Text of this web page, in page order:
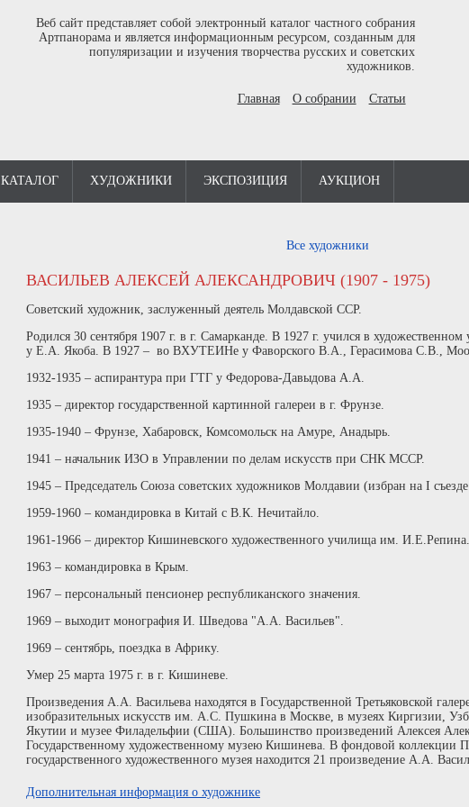
Веб сайт представляет собой электронный каталог частного собрания
Артпанорама и является информационным ресурсом, созданным для
популяризации и изучения творчества русских и советских
художников.
Главная О собрании Статьи
КАТАЛОГ ХУДОЖНИКИ ЭКСПОЗИЦИЯ АУКЦИОН
Все художники
ВАСИЛЬЕВ АЛЕКСЕЙ АЛЕКСАНДРОВИЧ (1907 - 1975)
Cоветский художник, заслуженный деятель Молдавской ССР.
Родился 30 сентября 1907 г. в г. Самарканде. В 1927 г. учился в
у Е.А. Якоба. В 1927 – во ВХУТЕИНе у Фаворского В.А., Герасимова С.В.,
1932-1935 – аспирантура при ГТГ у Федорова-Давыдова А.А.
1935 – директор государственной картинной галереи в г. Фрунзе.
1935-1940 – Фрунзе, Хабаровск, Комсомольск на Амуре, Анадырь.
1941 – начальник ИЗО в Управлении по делам искусств при СНК МССР.
1945 – Председатель Союза советских художников Молдавии (избран на I
1959-1960 – командировка в Китай с В.К. Нечитайло.
1961-1966 – директор Кишиневского художественного училища им. И.Е.Репина.
1963 – командировка в Крым.
1967 – персональный пенсионер республиканского значения.
1969 – выходит монография И. Шведова "А.А. Васильев".
1969 – сентябрь, поездка в
Умер 25 марта 1975 г. в г. Кишиневе.
Произведения А.А. Васильева находятся в Государственной Третьяковской
изобразительных искусств им. А.С. Пушкина в Москве, в музеях Киргизии,
Якутии и музее Филадельфии (США). Большинство произведений Алексея
Государственному художественному музею Кишинева. В фондовой коллекции
государственного художественного музея находится 21 произведение А.А.
Дополнительная информация о художнике